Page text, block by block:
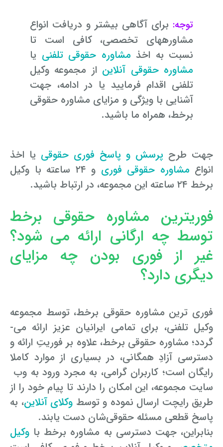
تبانی در معاملات دولتی
اوراق کردن اتومبیل بدون مجوز قانونی
شکایت از آلودگی صوتی
وکیل کیفری آنلاین
رویکرد حادثه بدون شاهد
مشاوره حقوقی تخریب
توجه: برای آگاهی بیشتر و دریافت انواع
مشاوره­های تخصصی، کافی است تا
نسبت به اخذ مشاوره حقوقی تلفنی یا
مشاوره حقوقی آنلاین از مجموعه وکیل
تلفنی اقدام فرمایید یا در ادامه، جهت
آشنایی با ویژگی و مزایای مشاوره حقوقی
برخط، همراه ما باشید.
جهت طرح پرسش و پاسخ فوری حقوقی یا اخذ
انواع مشاوره حقوقی فوری
و ۲۴ ساعته با وکیل
برخط ۲۴ ساعته این مجموعه، در ارتباط باشید.
فوری­ترین مشاوره حقوقی برخط
توسط چه ارگانی ارائه می ­شود؟
غیر از فوری بودن چه مزایای
دیگری دارد؟
فوری ­ترین مشاوره حقوقی برخط، توسط مجموعه
وکیل تلفنی، برای تمامی ایرانیان عزیز ارائه می­
گردد؛ مشاوره حقوقی برخط، علاوه بر فوریتِ ارائه و
دسترسی آزادِ همگانی، در بسیاری از موارد کاملا
رایگان است؛ کاربران گرامی، به مجرد ورود به وب­
سایت مجموعه، این امکان را دارند تا پیام خود را از
طریق رایچت ارسال نموده و توسط وکلای آنلاین، به
پاسخ قطعی مسئله حقوقی‌شان دست یابند.
بنابراین، جهت دسترسی به مشاوره برخط با وکیل